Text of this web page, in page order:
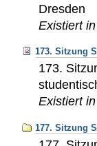
Dresden
Existiert in
173. Sitzung
173.
Existiert in
177. Sitzung